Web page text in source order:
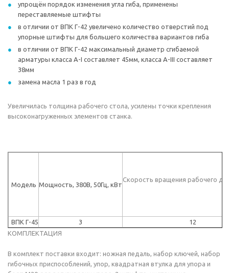
упрощён порядок изменения угла гиба, применены
переставляемые штифты
в отличии от ВПК Г-42 увеличено количество отверстий под
упорные штифты для большего количества вариантов гиба
в отличии от ВПК Г-42 максимальный диаметр сгибаемой
арматуры класса А-I составляет 45мм, класса А-III составляет
38мм
замена масла 1 раз в год
Увеличилась толщина рабочего стола, усилены точки крепления
высоконагруженных элементов станка.
Модель Мощность, 380В, 50Гц, кВт
Скорость вращения рабочего
ВПК Г-45 3
12
КОМПЛЕКТАЦИЯ
В комплект поставки входит: ножная педаль, набор ключей, набор
гибочных приспособлений, упор, квадратная втулка для упора и